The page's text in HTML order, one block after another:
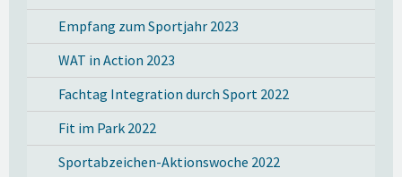
Empfang zum Sportjahr 2023
WAT in Action 2023
Fachtag Integration durch Sport 2022
Fit im Park 2022
Sportabzeichen-Aktionswoche 2022